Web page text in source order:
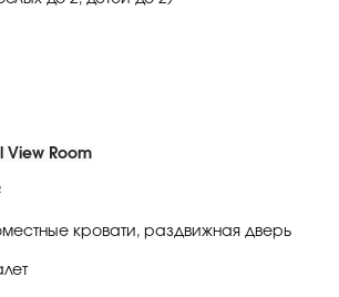
View Room
кровати, раздвижная дверь